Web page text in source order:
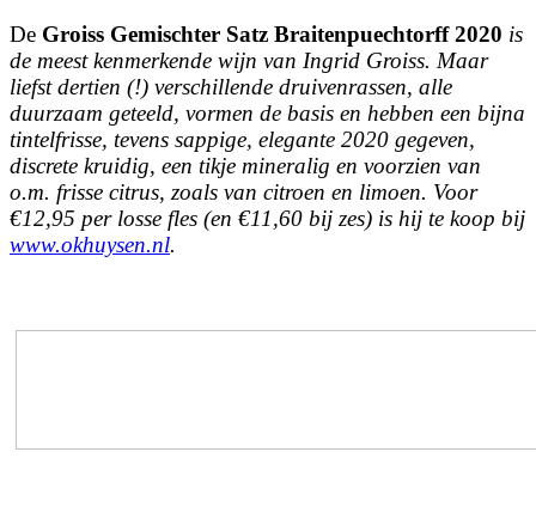
De Groiss Gemischter Satz Braitenpuechtorff 2020 is
de meest kenmerkende wijn van Ingrid Groiss. Maar
liefst dertien (!) verschillende druivenrassen, alle
duurzaam geteeld, vormen de basis en hebben een bijna
tintelfrisse, tevens sappige, elegante 2020 gegeven,
discrete kruidig, een tikje mineralig en voorzien van
o.m. frisse citrus, zoals van citroen en limoen. Voor
€12,95 per losse fles (en €11,60 bij zes) is hij te koop bij
www.okhuysen.nl.